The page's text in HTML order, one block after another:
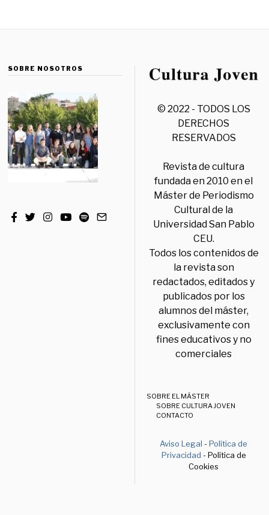
SOBRE NOSOTROS
© 2022 - TODOS LOS
DERECHOS
RESERVADOS
Revista de cultura
fundada en 2010 en el
Máster de Periodismo
Cultural de la
Universidad San Pablo
CEU.
Todos los contenidos de
la revista son
redactados, editados y
publicados por los
alumnos del máster,
exclusivamente con
fines educativos y no
comerciales
SOBRE EL MÁSTER
SOBRE CULTURA JOVEN
CONTACTO
Aviso Legal -Política de
Privacidad - Política de
Cookies